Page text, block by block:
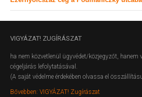
VIGYÁZAT! ZUGÍRÁSZAT
ha nem közvetlenül ügyvédet/közjegyzőt, hanem
cégeljárás lefolytatásával.
(A saját védelme érdekében olvassa el
Bővebben: VIGYÁZAT! Zugírászat